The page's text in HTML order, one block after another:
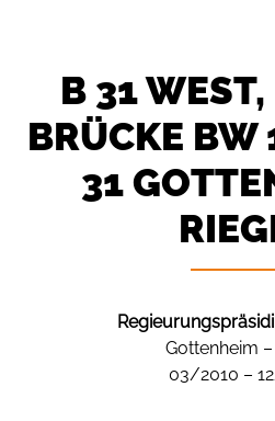
B 31
BRÜCKE BW
31
Gottenheim
03/2010 –